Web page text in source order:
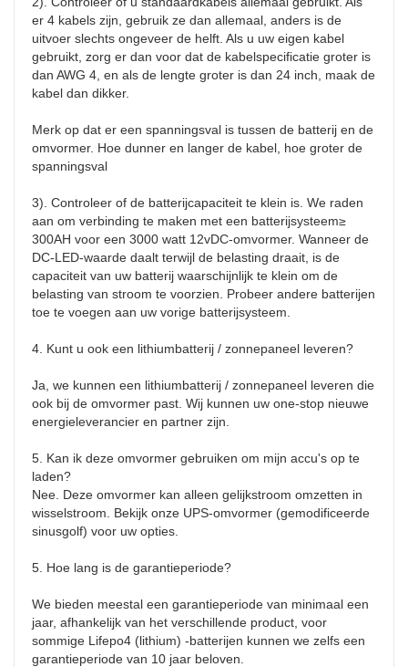
er 4 kabels zijn, gebruik ze dan allemaal, anders is de
uitvoer slechts ongeveer de helft. Als u uw eigen kabel
gebruikt, zorg er dan voor dat de kabelspecificatie groter is
dan AWG 4, en als de lengte groter is dan 24 inch, maak de
kabel dan dikker.
Merk op dat er een spanningsval is tussen de batterij en de
omvormer. Hoe dunner en langer de kabel, hoe groter de
spanningsval
3). Controleer of de batterijcapaciteit te klein is. We raden
aan om verbinding te maken met een batterijsysteem≥
300AH voor een 3000 watt 12vDC-omvormer. Wanneer de
DC-LED-waarde daalt terwijl de belasting draait, is de
capaciteit van uw batterij waarschijnlijk te klein om de
belasting van stroom te voorzien. Probeer andere batterijen
toe te voegen aan uw vorige batterijsysteem.
4. Kunt u ook een lithiumbatterij / zonnepaneel leveren?
Ja, we kunnen een lithiumbatterij / zonnepaneel leveren die
ook bij de omvormer past. Wij kunnen uw one-stop nieuwe
energieleverancier en partner zijn.
5. Kan ik deze omvormer gebruiken om mijn accu's op te
laden?
Nee. Deze omvormer kan alleen gelijkstroom omzetten in
wisselstroom. Bekijk onze UPS-omvormer (gemodificeerde
sinusgolf) voor uw opties.
5. Hoe lang is de garantieperiode?
We bieden meestal een garantieperiode van minimaal een
jaar, afhankelijk van het verschillende product, voor
sommige Lifepo4 (lithium) -batterijen kunnen we zelfs een
garantieperiode van 10 jaar beloven.